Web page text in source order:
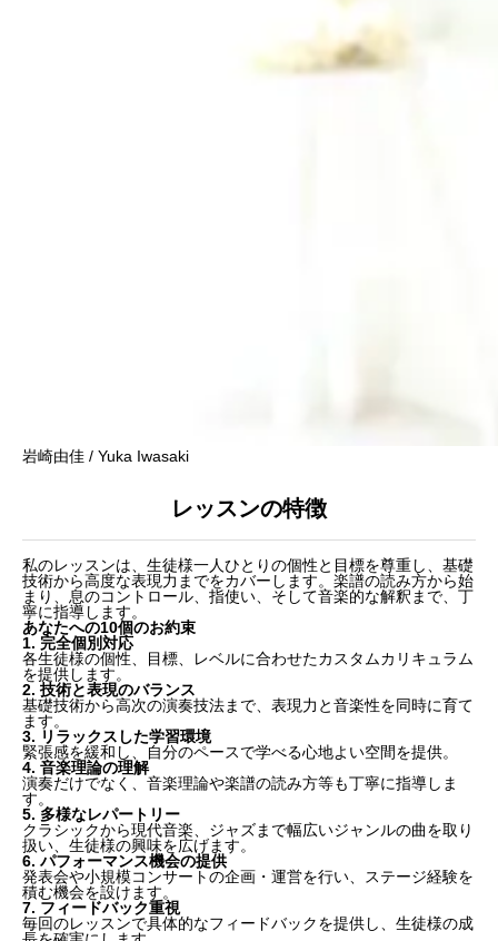
岩崎由佳 / Yuka Iwasaki
レッスンの特徴
私のレッスンは、生徒様一人ひとりの個性と目標を尊重し、基礎
技術から高度な表現力までをカバーします。楽譜の読み方から始
まり、息のコントロール、指使い、そして音楽的な解釈まで、丁
寧に指導します。
あなたへの10個のお約束
1. 完全個別対応
各生徒様の個性、目標、レベルに合わせたカスタムカリキュラム
を提供します。
2. 技術と表現のバランス
基礎技術から高次の演奏技法まで、表現力と音楽性を同時に育て
ます。
3. リラックスした学習環境
緊張感を緩和し、自分のペースで学べる心地よい空間を提供。
4. 音楽理論の理解
演奏だけでなく、音楽理論や楽譜の読み方等も丁寧に指導しま
す。
5. 多様なレパートリー
クラシックから現代音楽、ジャズまで幅広いジャンルの曲を取り
扱い、生徒様の興味を広げます。
6. パフォーマンス機会の提供
発表会や小規模コンサートの企画・運営を行い、ステージ経験を
積む機会を設けます。
7. フィードバック重視
毎回のレッスンで具体的なフィードバックを提供し、生徒様の成